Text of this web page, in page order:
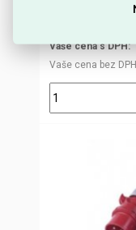
Vaše cena s DPH
Vaše cena bez DPH